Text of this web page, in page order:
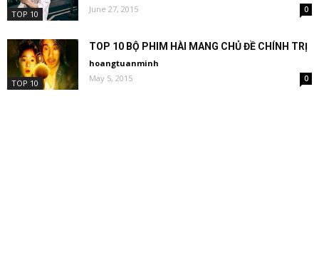
TOP 10
June 27, 2015
0
TOP 10
TOP 10 BỘ PHIM HÀI MANG CHỦ ĐỀ CHÍNH TRỊ
hoangtuanminh
May 5, 2015
0